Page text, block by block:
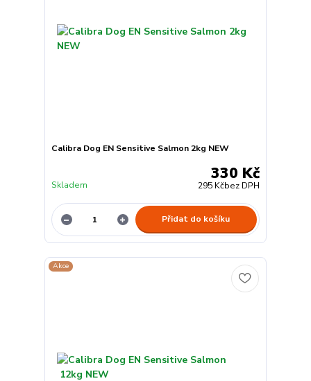
Calibra Dog EN Sensitive Salmon 2kg NEW
330 Kč
295 Kčbez DPH
Skladem
Přidat do košíku
Akce